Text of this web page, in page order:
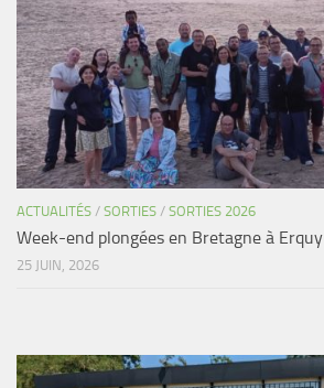
ACTUALITÉS / SORTIES / SORTIES 2026
Week-end plongées en Bretagne à Erquy
25 JUIN, 2026